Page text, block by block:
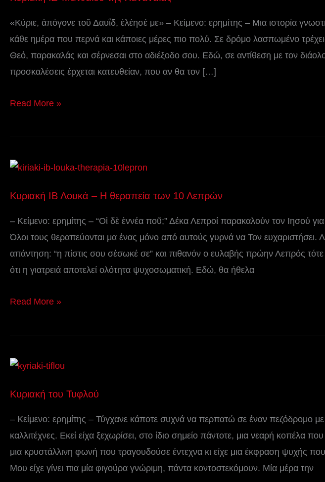
«Κύριε, ἀπόγονε τοῦ Δαυΐδ, ἐλέησέ με» – Κείμενο: ερημίτης – Μια ιστορία
κάθε ημέρα που περνά και κάποιες μέρες πιο πολύ. Σε δρόμο λασπωμένο
Θεό, παρακαλάς και σέρνεσαι στο αδιέξοδο σου. Εδώ, σε αντίθεση με τον
προσκαλέσεις έρχεται κατευθείαν, που αν θα τον […]
της
Χαναναίας
Read More »
Κυριακή ΙΒ Λουκά – Η θεραπεία των 10 Λεπρών
– Κείμενο: ερημίτης – “Οἱ δὲ ἐννέα ποῦ;” Δέκα Λεπροί παρακαλούν τον Ιησού
Όλοι τους θεραπεύονται μα ένας μόνο από αυτούς γυρνά να Τον ευχαριστήσει.
απάντηση: “η πίστις σου σέσωκέ σε” και πιθανόν ο ευλαβής πρώην Λεπρός τότε
ότι η γιατρειά αποτελεί ολότητα ψυχοσωματική. Εδώ, θα ήθελα
Κυριακή
Λουκά
Η
θεραπεία
των
Λεπρών
Read More »
Κυριακή του Τυφλού
– Κείμενο: ερημίτης – Τύγχανε κάποτε συχνά να περπατώ σε έναν πεζόδρομο με
καλλιτέχνες. Εκεί είχα ξεχωρίσει, στο ίδιο σημείο πάντοτε, μια νεαρή κοπέλα
μια κρυστάλλινη φωνή που τραγουδούσε έντεχνα κι είχε μια έκφραση ψυχής
Μου είχε γίνει πια μία φιγούρα γνώριμη, πάντα κοντοστεκόμουν. Μία μέρα την
Κυριακή
Τυφλού